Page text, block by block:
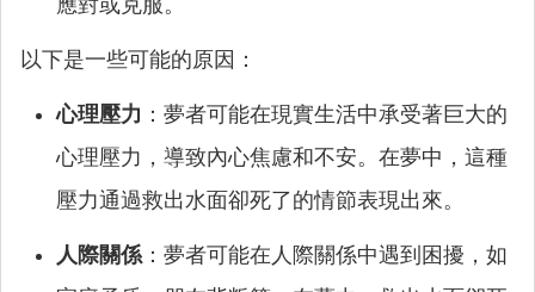
應對或克服。
以下是一些可能的原因：
心理壓力 ：夢者可能在現實生活中承受著巨大的
心理壓力，導致內心焦慮和不安。在夢中，這種
壓力通過救出水面卻死了的情節表現出來。
人際關係：夢者可能在人際關係中遇到困擾，如